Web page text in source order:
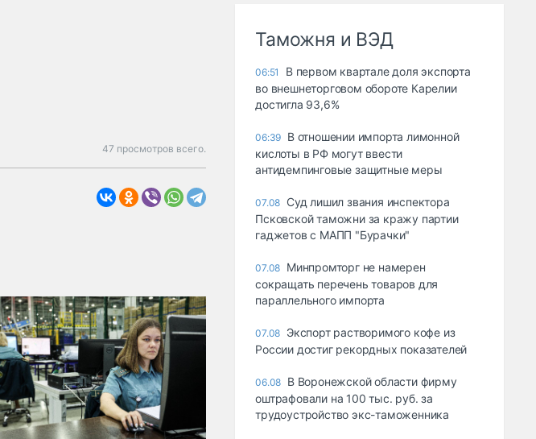
47 просмотров всего.
Таможня и ВЭД
06:51
В первом квартале доля экспорта
во внешнеторговом обороте Карелии
достигла 93,6%
06:39 В отношении импорта лимонной
кислоты в РФ могут ввести
антидемпинговые защитные меры
07.08 Суд лишил звания инспектора
Псковской таможни за кражу партии
гаджетов с МАПП "Бурачки"
07.08 Минпромторг не намерен
сокращать перечень товаров для
параллельного импорта
07.08 Экспорт растворимого кофе из
России достиг рекордных показателей
06.08 В Воронежской области фирму
оштрафовали на 100 тыс. руб. за
трудоустройство экс-таможенника